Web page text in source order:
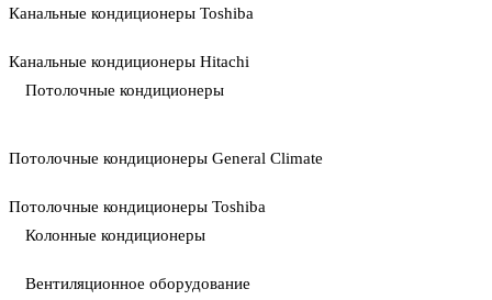
Канальные кондиционеры Toshiba
Канальные кондиционеры Hitachi
Потолочные кондиционеры
Потолочные кондиционеры General Climate
Потолочные кондиционеры Toshiba
Колонные кондиционеры
Вентиляционное оборудование